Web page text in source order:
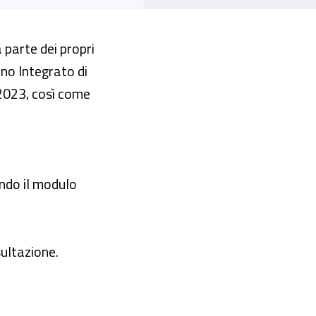
dei propri
Integrato di
così come
il modulo